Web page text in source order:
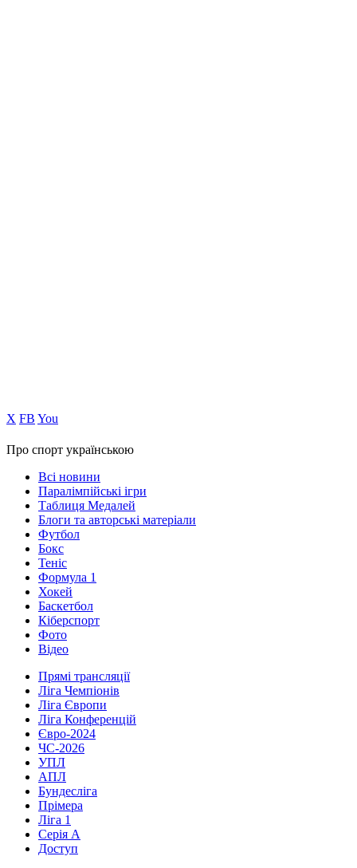
Х FB You
Про спорт українською
Всі новини
Паралімпійські ігри
Таблиця Медалей
Блоги та авторські матеріали
Футбол
Бокс
Теніс
Формула 1
Хокей
Баскетбол
Кіберспорт
Фото
Відео
Прямі трансляції
Ліга Чемпіонів
Ліга Європи
Ліга Конференцій
Євро-2024
ЧС-2026
УПЛ
АПЛ
Бундесліга
Прімера
Ліга 1
Серія А
Доступ